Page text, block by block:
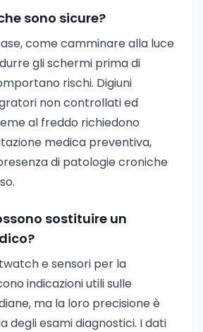
sono sicure?
come camminare alla luce
gli schermi prima di
rischi. Digiuni
non controllati ed
al freddo richiedono
medica preventiva,
di patologie croniche
sostituire un
e sensori per la
indicazioni utili sulle
ma la loro precisione è
degli esami diagnostici. I dati